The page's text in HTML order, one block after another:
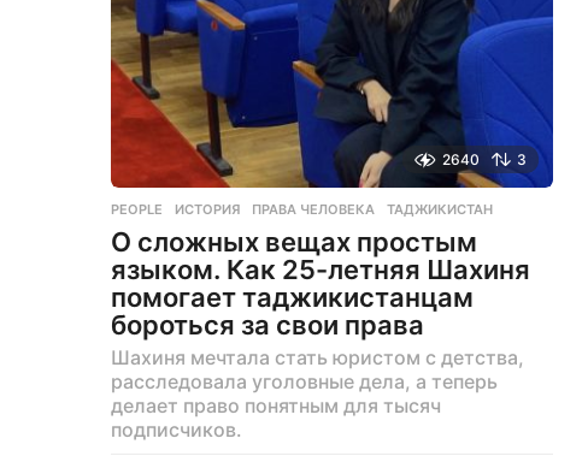
2640 3
PEOPLE ИСТОРИЯ ,ПРАВА ЧЕЛОВЕКА ,ТАДЖИКИСТАН
О сложных вещах простым
языком. Как 25-летняя Шахиня
помогает таджикистанцам
бороться за свои права
Шахиня мечтала стать юристом с детства,
расследовала уголовные дела, а теперь
делает право понятным для тысяч
подписчиков.